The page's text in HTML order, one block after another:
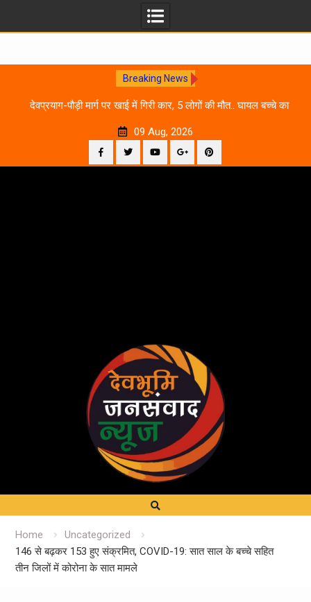
Breaking News
देवप्रयाग-पौड़ी मार्ग पर खाई में गिरी कार, 5 लोगों की मौत.. घायल बच्चे का
09 Aug, 2026
Home
Uncategorized
146 से बढ़कर 153 हुए संक्रमित, COVID-19: सात साल के बच्चे सहित
तीन जिलों में कोरोना के सात मामले